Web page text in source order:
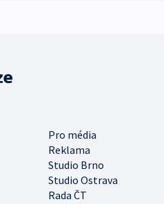
Pro média
Reklama
Studio Brno
Studio Ostrava
Rada ČT